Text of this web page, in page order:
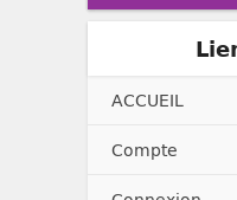
ACCUEIL
Compte